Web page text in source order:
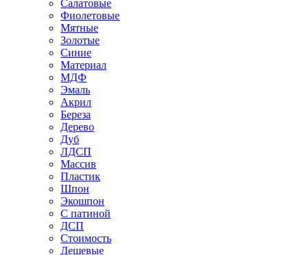
Салатовые
Фиолетовые
Мятные
Золотые
Синие
Материал
МДФ
Эмаль
Акрил
Береза
Дерево
Дуб
ЛДСП
Массив
Пластик
Шпон
Экошпон
С патиной
ДСП
Стоимость
Дешевые